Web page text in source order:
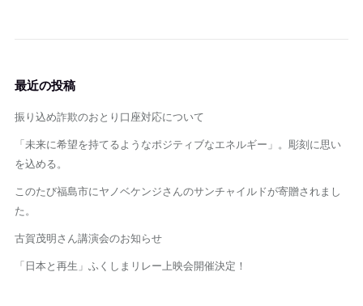
最近の投稿
振り込め詐欺のおとり口座対応について
「未来に希望を持てるようなポジティブなエネルギー」。彫刻に思い
を込める。
このたび福島市にヤノベケンジさんのサンチャイルドが寄贈されまし
た。
古賀茂明さん講演会のお知らせ
「日本と再生」ふくしまリレー上映会開催決定！